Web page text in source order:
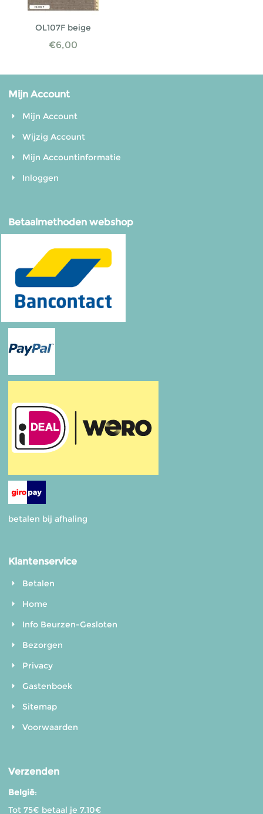
OL107F beige
€6,00
Mijn Account
Mijn Account
Wijzig Account
Mijn Accountinformatie
Inloggen
Betaalmethoden webshop
betalen bij afhaling
Klantenservice
Betalen
Home
Info Beurzen-Gesloten
Bezorgen
Privacy
Gastenboek
Sitemap
Voorwaarden
Verzenden
België:
Tot 75€ betaal je 7.10€